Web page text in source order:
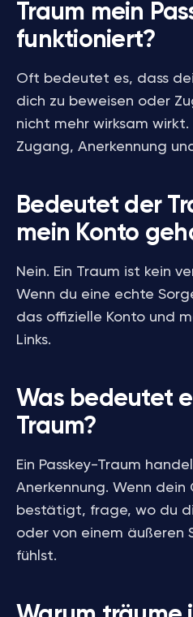
Traum mein
funktioniert?
Oft bedeutet es, dass
dich zu beweisen oder
nicht mehr wirksam
Zugang, Anerkennung
Bedeutet der
mein Konto
Nein. Ein Traum ist kein
Wenn du eine echte
das offizielle Konto und
Links.
Was bedeutet
Traum?
Ein Passkey-Traum
Anerkennung. Wenn
bestätigt, frage, wo du
oder von einem äußeren
fühlst.